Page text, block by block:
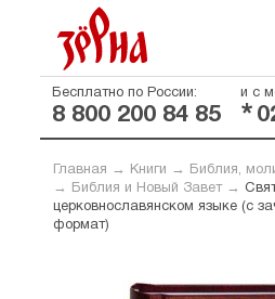
Бесплатно по России:
8 800 200 84 85
и с
*
Главная → Книги →
Библия,
→
Библия и Новый Завет→
церковнославянском языке (с
формат)